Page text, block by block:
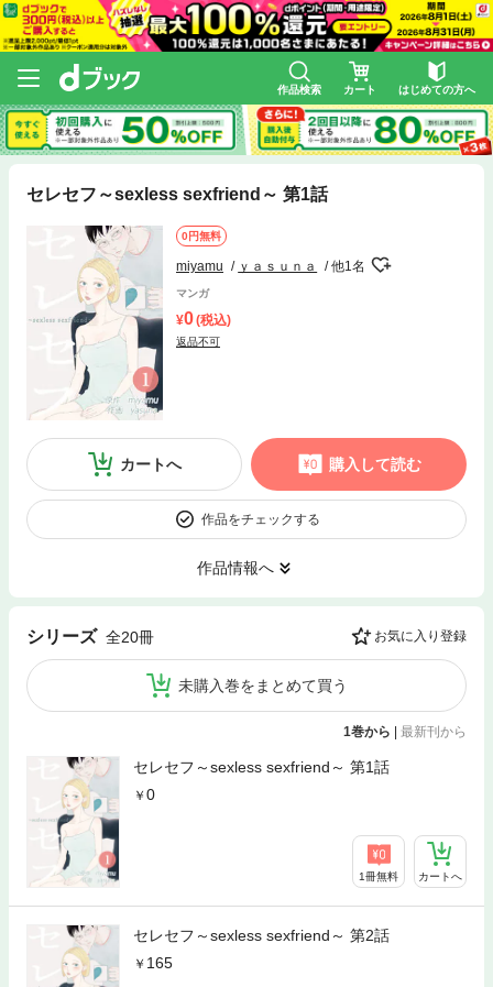
作品検索 カート はじめての方へ
セレセフ～sexless sexfriend～ 第1話
0円無料
miyamu ｙａｓｕｎａ 他1名
マンガ
0(税込)
返品不可
カートへ 購入して読む
作品をチェックする
作品情報へ
シリーズ 全20冊 お気に入り登録
未購入巻をまとめて買う
1巻から | 最新刊から
セレセフ～sexless sexfriend～ 第1話
0
1冊無料 カートへ
セレセフ～sexless sexfriend～ 第2話
165